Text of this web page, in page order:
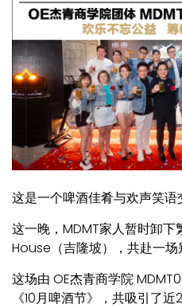
这是一个啤酒佳肴与欢声笑语
这一晚，MDMT家人暂时卸
House（吉隆坡），共赴一场
这场由 OE杰青商学院
《10月啤酒节》，共吸引了